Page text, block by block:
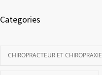
Categories
CHIROPRACTEUR ET CHIROPRAXIE